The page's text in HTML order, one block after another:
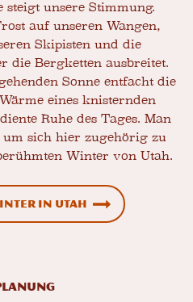
steigt unsere Stimmung.
auf unseren Wangen,
Skipisten und die
die Bergketten ausbreitet.
Sonne entfacht die
eines knisternden
Ruhe des Tages. Man
sich hier zugehörig zu
Winter von Utah.
in Utah